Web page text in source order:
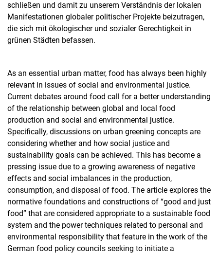
schließen und damit zu unserem Verständnis der lokalen
Manifestationen globaler politischer Projekte beizutragen,
die sich mit ökologischer und sozialer Gerechtigkeit in
grünen Städten befassen.
As an essential urban matter, food has always been highly
relevant in issues of social and environmental justice.
Current debates around food call for a better understanding
of the relationship between global and local food
production and social and environmental justice.
Specifically, discussions on urban greening concepts are
considering whether and how social justice and
sustainability goals can be achieved. This has become a
pressing issue due to a growing awareness of negative
effects and social imbalances in the production,
consumption, and disposal of food. The article explores the
normative foundations and constructions of “good and just
food” that are considered appropriate to a sustainable food
system and the power techniques related to personal and
environmental responsibility that feature in the work of the
German food policy councils seeking to initiate a